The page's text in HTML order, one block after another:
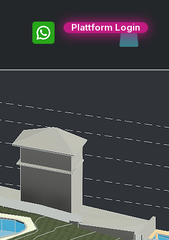
Plattform Login